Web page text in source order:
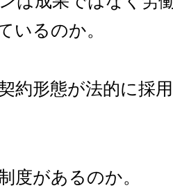
いるのか。
約形態が法的に採
度があるのか。